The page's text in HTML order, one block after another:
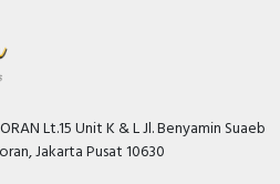
Lt.15 Unit K & L Jl. Benyamin Suaeb
Jakarta Pusat 10630